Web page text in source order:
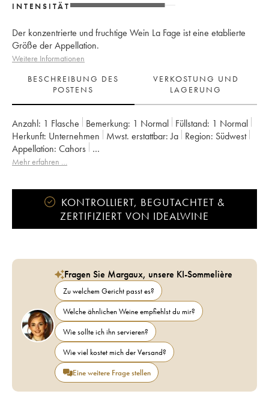
INTENSITÄT
Der konzentrierte und fruchtige Wein La Fage ist eine etablierte
Größe der Appellation.
Weitere Informationen
BESCHREIBUNG DES
POSTENS
VERKOSTUNG UND
LAGERUNG
Anzahl: 1 Flasche Bemerkung: 1 Normal Füllstand: 1 Normal
Herkunft:
unternehmen Mwst. erstattbar: ja Region:
Südwest
Appellation:
Cahors
Eigentümer:
Cosse-Maisonneuve (Domaine)
Mehr erfahren …
KONTROLLIERT, BEGUTACHTET &
ZERTIFIZIERT VON IDEALWINE
Fragen Sie Margaux, unsere KI-Sommelière
Zu welchem Gericht passt es?
Welche ähnlichen Weine empfiehlst du mir?
Wie sollte ich ihn servieren?
Wie viel kostet mich der Versand?
Eine weitere Frage stellen